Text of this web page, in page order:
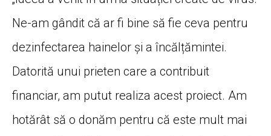
Ne-am gândit că ar fi bine să fie ceva pentru
dezinfectarea hainelor și a încălțămintei.
Datorită unui prieten care a contribuit
financiar, am putut realiza acest proiect. Am
hotărât să o donăm pentru că este mult mai